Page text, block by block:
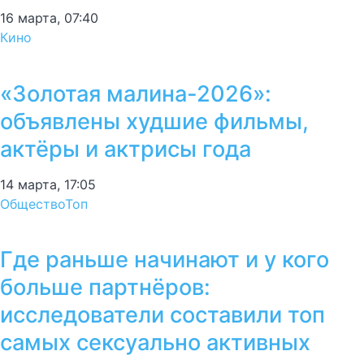
16 марта, 07:40
Кино
«Золотая малина-2026»:
объявлены худшие фильмы,
актёры и актрисы года
14 марта, 17:05
ОбществоТоп
Где раньше начинают и у кого
больше партнёров:
исследователи составили топ
самых сексуально активных